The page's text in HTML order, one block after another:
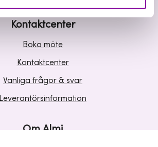
Kontaktcenter
Boka möte
Kontaktcenter
Vanliga frågor & svar
Leverantörsinformation
Om Almi